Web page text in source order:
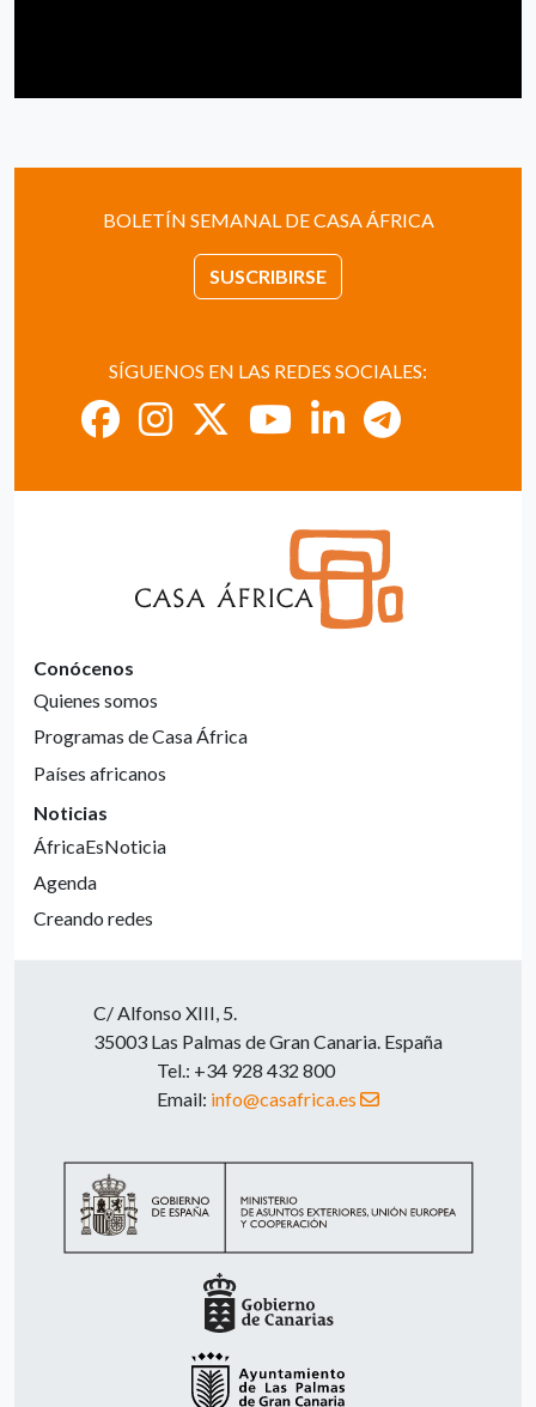
BOLETÍN SEMANAL DE CASA ÁFRICA
SUSCRIBIRSE
SÍGUENOS EN LAS REDES SOCIALES:
Conócenos
Quienes somos
Programas de Casa África
Países africanos
Noticias
ÁfricaEsNoticia
Agenda
Creando redes
C/ Alfonso XIII, 5.
35003 Las Palmas de Gran Canaria. España
Tel.: +34 928 432 800
Email: info@casafrica.es